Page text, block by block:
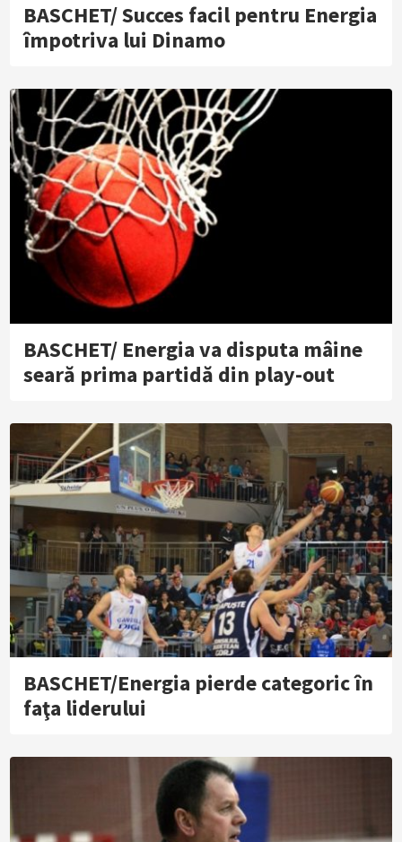
BASCHET/ Succes facil pentru Energia
împotriva lui Dinamo
BASCHET/ Energia va disputa mâine
seară prima partidă din play-out
BASCHET/Energia pierde categoric în
faţa liderului